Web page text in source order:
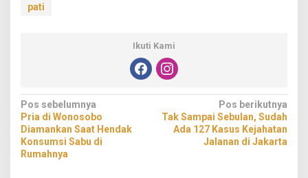
pati
Ikuti Kami
Navigasi
pos
Pos sebelumnya
Pria di Wonosobo
Diamankan Saat Hendak
Konsumsi Sabu di
Rumahnya
Pos berikutnya
Tak Sampai Sebulan, Sudah
Ada 127 Kasus Kejahatan
Jalanan di Jakarta